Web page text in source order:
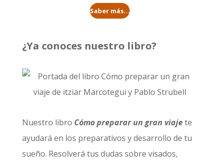
Saber más...
¿Ya conoces nuestro libro?
Nuestro libro Cómo preparar un gran viajete
ayudará en los preparativos y desarrollo de tu
sueño. Resolverá tus dudas sobre visados,